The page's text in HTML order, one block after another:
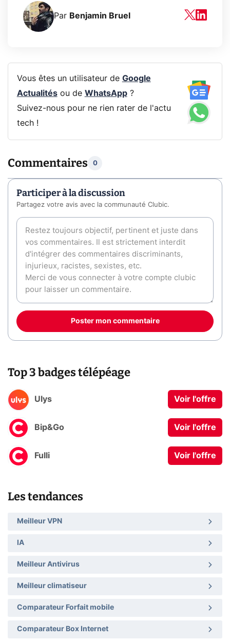
Par Benjamin Bruel
Vous êtes un utilisateur de Google
Actualitésou de WhatsApp?
Suivez-nous pour ne rien rater de l'actu
tech !
Commentaires 0
Participer à la discussion
Partagez votre avis avec la communauté Clubic.
Poster mon commentaire
Top 3 badges télépéage
Ulys Voir l'offre
Bip&Go Voir l'offre
Fulli Voir l'offre
Les tendances
Meilleur VPN
IA
Meilleur Antivirus
Meilleur climatiseur
Comparateur Forfait mobile
Comparateur Box Internet